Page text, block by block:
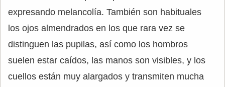
expresando melancolía. También son habituales
los ojos almendrados en los que rara vez se
distinguen las pupilas, así como los hombros
suelen estar caídos, las manos son visibles, y los
cuellos están muy alargados y transmiten mucha